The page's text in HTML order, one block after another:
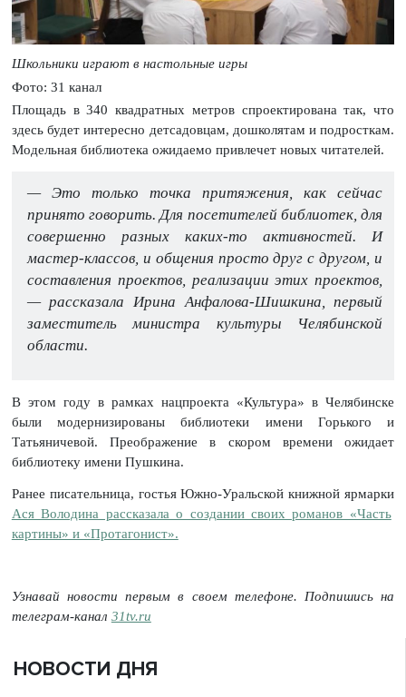
Школьники играют в настольные игры
Фото: 31 канал
Площадь в 340 квадратных метров спроектирована так, что
здесь будет интересно детсадовцам, дошколятам и подросткам.
Модельная библиотека ожидаемо привлечет новых читателей.
— Это только точка притяжения, как сейчас
принято говорить. Для посетителей библиотек, для
совершенно разных каких-то активностей. И
мастер-классов, и общения просто друг с другом, и
составления проектов, реализации этих проектов,
— рассказала Ирина Анфалова-Шишкина, первый
заместитель министра культуры Челябинской
области.
В этом году в рамках нацпроекта «Культура» в Челябинске
были модернизированы библиотеки имени Горького и
Татьяничевой. Преображение в скором времени ожидает
библиотеку имени Пушкина.
Ранее писательница, гостья Южно-Уральской книжной ярмарки
Ася Володина рассказала о создании своих романов «Часть
картины» и «Протагонист».
Узнавай новости первым в своем телефоне. Подпишись на
телеграм-канал 31tv.ru
НОВОСТИ ДНЯ